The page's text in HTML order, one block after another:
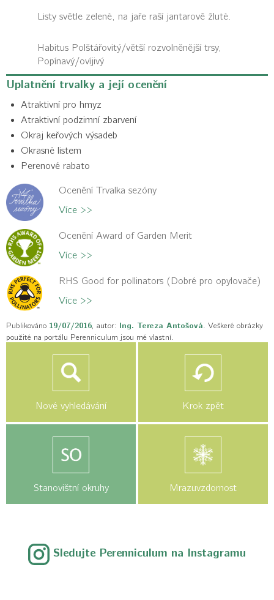
Listy světle zelené, na jaře raší jantarově žluté.
Habitus Polštářovitý/větší rozvolněnější trsy,
Popínavý/ovíjivý
Uplatnění trvalky a její ocenění
Atraktivní pro hmyz
Atraktivní podzimní zbarvení
Okraj keřových výsadeb
Okrasné listem
Perenové rabato
Ocenění Trvalka sezóny
Více >>
Ocenění Award of Garden Merit
Více >>
RHS Good for pollinators (Dobré pro opylovače)
Více >>
Publikováno 19/07/2016, autor: Ing. Tereza Antošová. Veškeré obrázky
použité na portálu Perenniculum jsou mé vlastní.
Nové vyhledávání Krok zpět
Stanovištní okruhy Mrazuvzdornost
Sledujte Perenniculum na Instagramu